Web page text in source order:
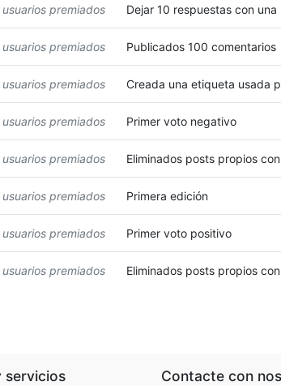
usuarios premiados Dejar 10 respuestas con
usuarios premiados Publicados 100 comentarios
usuarios premiados Creada una etiqueta usada
usuarios premiados Primer voto negativo
usuarios premiados Eliminados posts propios
usuarios premiados Primera edición
usuarios premiados Primer voto positivo
usuarios premiados Eliminados posts propios
servicios Contacte con